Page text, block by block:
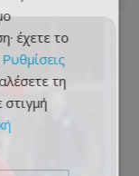
έχετε το
Ρυθμίσεις
τη